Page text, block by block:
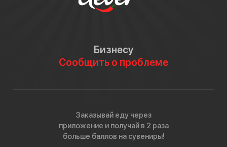
Бизнесу
Сообщить о проблеме
Заказывай еду через
приложение и получай в 2 раза
больше баллов на сувениры!